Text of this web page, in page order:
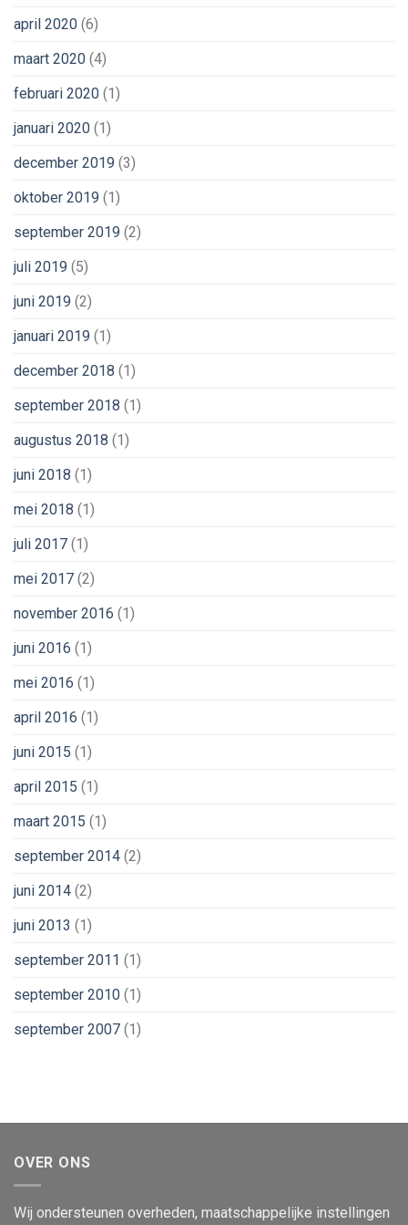
april 2020 (6)
maart 2020 (4)
februari 2020 (1)
januari 2020 (1)
december 2019 (3)
oktober 2019 (1)
september 2019 (2)
juli 2019 (5)
juni 2019 (2)
januari 2019 (1)
december 2018 (1)
september 2018 (1)
augustus 2018 (1)
juni 2018 (1)
mei 2018 (1)
juli 2017 (1)
mei 2017 (2)
november 2016 (1)
juni 2016 (1)
mei 2016 (1)
april 2016 (1)
juni 2015 (1)
april 2015 (1)
maart 2015 (1)
september 2014 (2)
juni 2014 (2)
juni 2013 (1)
september 2011 (1)
september 2010 (1)
september 2007 (1)
OVER ONS
Wij ondersteunen overheden, maatschappelijke instellingen